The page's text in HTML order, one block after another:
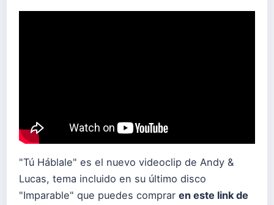
"Tú Háblale" es el nuevo videoclip de Andy &
Lucas, tema incluido en su último disco
"Imparable" que puedes comprar en este link de